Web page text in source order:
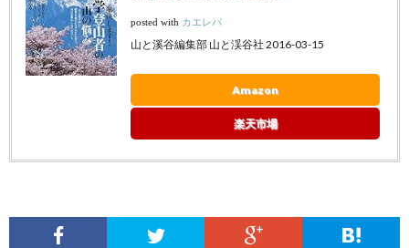
posted with カエレバ
山と溪谷編集部 山と渓谷社 2016-03-15
Amazon
楽天市場